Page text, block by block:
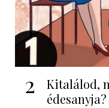
2
Kitalálod,